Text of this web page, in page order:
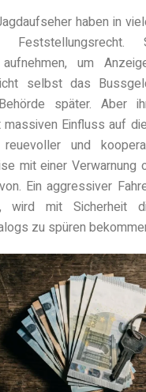
haben in
aufnehmen, um
selbst das
später. Aber
massiven Einfluss auf
reuevoller und
mit einer Verwarnung
Ein aggressiver
wird mit Sicherheit
zu spüren